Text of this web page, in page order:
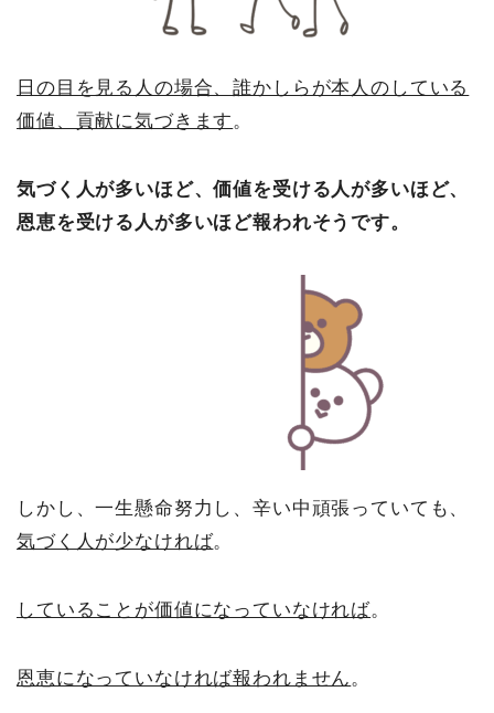
日の目を見る人の場合、誰かしらが本人のしている
価値、貢献に気づきます。
気づく人が多いほど、価値を受ける人が多いほど、
恩恵を受ける人が多いほど報われそうです。
しかし、一生懸命努力し、辛い中頑張っていても、
気づく人が少なければ。
していることが価値になっていなければ。
恩恵になっていなければ報われません。